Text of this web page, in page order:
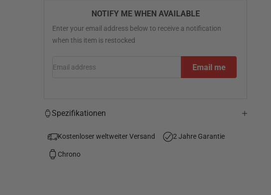
NOTIFY ME WHEN AVAILABLE
Enter your email address below to receive a notification
when this item is restocked
Email me
Spezifikationen
Kostenloser weltweiter Versand 2 Jahre Garantie
Chrono